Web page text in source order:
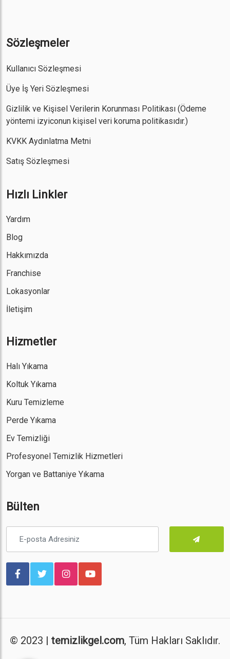
Sözleşmeler
Kullanıcı Sözleşmesi
Üye İş Yeri Sözleşmesi
Gizlilik ve Kişisel Verilerin Korunması Politikası (Ödeme
yöntemi izyiconun kişisel veri koruma politikasıdır.)
KVKK Aydınlatma Metni
Satış Sözleşmesi
Hızlı Linkler
Yardım
Blog
Hakkımızda
Franchise
Lokasyonlar
İletişim
Hizmetler
Halı Yıkama
Koltuk Yıkama
Kuru Temizleme
Perde Yıkama
Ev Temizliği
Profesyonel Temizlik Hizmetleri
Yorgan ve Battaniye Yıkama
Bülten
© 2023 | temizlikgel.com, Tüm Hakları Saklıdır.